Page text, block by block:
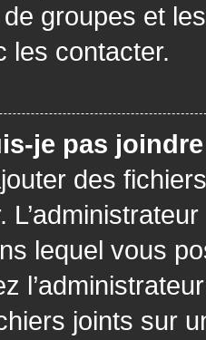
groupes et
les contacter.
je pas
des
lequel vous
joints sur